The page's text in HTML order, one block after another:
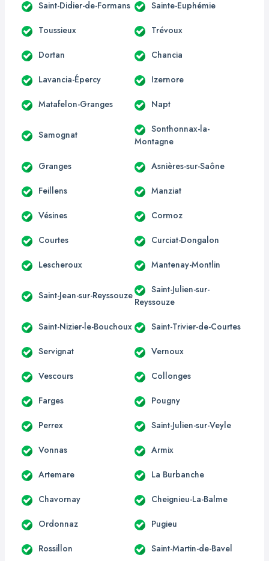
Saint-Didier-de-Formans Sainte-Euphémie
Toussieux Trévoux
Dortan Chancia
Lavancia-Épercy Izernore
Matafelon-Granges Napt
Samognat
Sonthonnax-la-
Montagne
Granges Asnières-sur-Saône
Feillens Manziat
Vésines Cormoz
Courtes Curciat-Dongalon
Lescheroux Mantenay-Montlin
Saint-Jean-sur-Reyssouze
Saint-Julien-sur-
Reyssouze
Saint-Nizier-le-Bouchoux Saint-Trivier-de-Courtes
Servignat Vernoux
Vescours Collonges
Farges Pougny
Perrex Saint-Julien-sur-Veyle
Vonnas Armix
Artemare La Burbanche
Chavornay Cheignieu-La-Balme
Ordonnaz Pugieu
Rossillon Saint-Martin-de-Bavel